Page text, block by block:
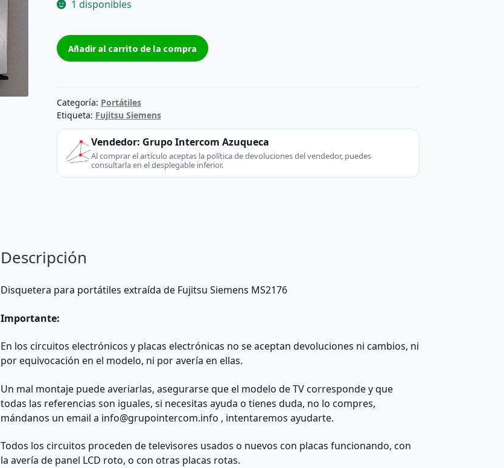
1 disponibles
Dvd
Rw
SATA
NEC
ND-
6650A
cantidad
Añadir al carrito de la compra
Categoría: Portátiles
Etiqueta: Fujitsu Siemens
Vendedor: Grupo Intercom Azuqueca
Al comprar el artículo aceptas la política de devoluciones del vendedor, puedes
consultarla en el desplegable inferior.
Descripción
Disquetera para portátiles extraída de Fujitsu Siemens MS2176
Importante:
En los circuitos electrónicos y placas electrónicas no se aceptan devoluciones ni cambios, ni
por equivocación en el modelo, ni por avería en ellas.
Un mal montaje puede averiarlas, asegurarse que el modelo de TV corresponde y que
todas las referencias son iguales, si necesitas ayuda o tienes duda, no lo compres,
mándanos un email a info@grupointercom.info , intentaremos ayudarte.
Todos los circuitos proceden de televisores usados o nuevos con placas funcionando, con
la avería de panel LCD roto, o con otras placas rotas.